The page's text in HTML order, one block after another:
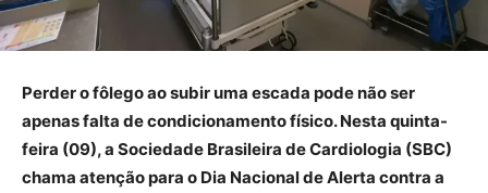
Perder o fôlego ao subir uma escada pode não ser
apenas falta de condicionamento físico. Nesta quinta-
feira (09), a Sociedade Brasileira de Cardiologia (SBC)
chama atenção para o Dia Nacional de Alerta contra a